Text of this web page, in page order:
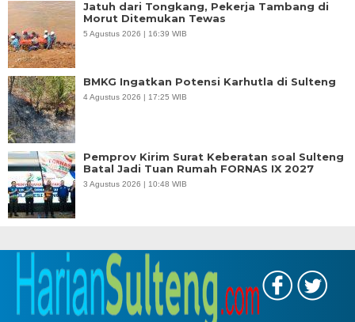
Jatuh dari Tongkang, Pekerja Tambang di
Morut Ditemukan Tewas
5 Agustus 2026 | 16:39 WIB
BMKG Ingatkan Potensi Karhutla di Sulteng
4 Agustus 2026 | 17:25 WIB
Pemprov Kirim Surat Keberatan soal Sulteng
Batal Jadi Tuan Rumah FORNAS IX 2027
3 Agustus 2026 | 10:48 WIB